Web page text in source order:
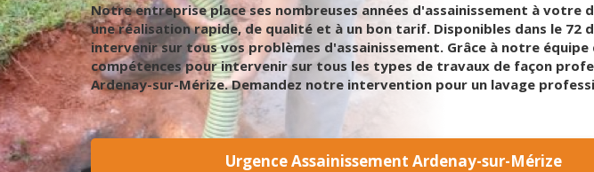
Notre entreprise place ses nombreuses années d'assainissement à votre
une réalisation rapide, de qualité et à un bon tarif. Disponibles dans le
intervenir sur tous vos problèmes d'assainissement. Grâce à notre
compétences pour intervenir sur tous les types de travaux de façon
Ardenay-sur-Mérize. Demandez notre intervention pour un lavage
Urgence Assainissement Ardenay-sur-Mérize